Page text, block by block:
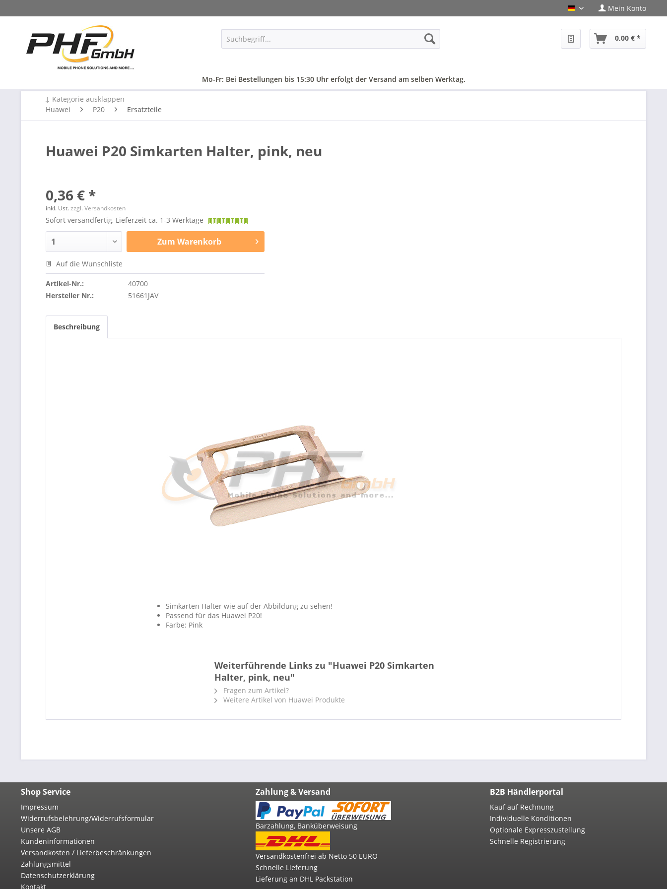
PHF-Shop Deutsch
Mein Konto
0,00 € *
Mo-Fr: Bei Bestellungen bis 15:30 Uhr erfolgt der Versand am selben Werktag.
↓ Kategorie ausklappen
Huawei
P20 Ersatzteile
Huawei P20 Simkarten Halter, pink, neu
0,36 € *
inkl. Ust.zzgl. Versandkosten
Sofort versandfertig, Lieferzeit ca. 1-3 Werktage
ZumWarenkorb
Auf die Wunschliste
Artikel-Nr.:
40700
Hersteller Nr.:
51661JAV
Beschreibung
Simkarten Halter wie auf der Abbildung zu sehen!
Passend für das Huawei P20!
Farbe: Pink
Weiterführende Links zu "Huawei P20 Simkarten
Halter, pink, neu"
Fragen zum Artikel?
Weitere Artikel von Huawei Produkte
Shop Service
Impressum
Widerrufsbelehrung/Widerrufsformular
Unsere AGB
Kundeninformationen
Versandkosten / Lieferbeschränkungen
Zahlungsmittel
Datenschutzerklärung
Kontakt
Zahlung & Versand
Barzahlung, Banküberweisung
Versandkostenfrei ab Netto 50 EURO
Schnelle Lieferung
Lieferung an DHL Packstation
B2B Händlerportal
Kauf auf Rechnung
Individuelle Konditionen
Optionale Expresszustellung
Schnelle Registrierung